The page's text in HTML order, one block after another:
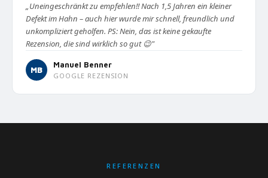
„Uneingeschränkt zu empfehlen!! Nach 1,5 Jahren ein kleiner
Defekt im Hahn – auch hier wurde mir schnell, freundlich und
unkompliziert geholfen. PS: Nein, das ist keine gekaufte
Rezension, die sind wirklich so gut 😉"
MB
Manuel Benner
GOOGLE REZENSION
REFERENZEN